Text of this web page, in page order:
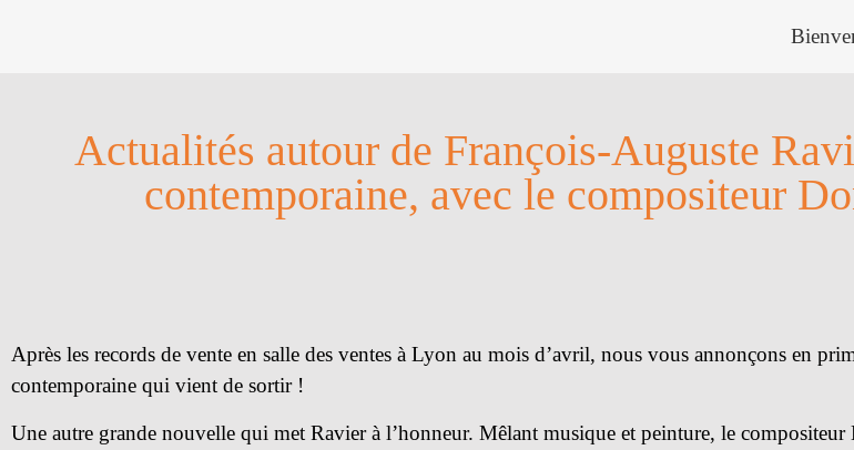
Actualités autour de François-Auguste
contemporaine, avec le compositeur
Après les records de vente en salle des ventes à Lyon au mois d’avril, nous vous annonçons en
contemporaine qui vient de sortir !
Une autre grande nouvelle qui met Ravier à l’honneur. Mêlant musique et peinture, le